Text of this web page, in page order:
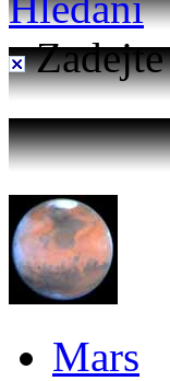
Zadejte
Mars